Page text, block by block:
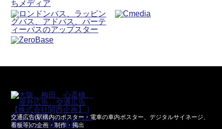
交通広告(駅構内のポスター・電車の車内ポスター、デジタルサイネージ、
看板等)の企画・制作・掲出